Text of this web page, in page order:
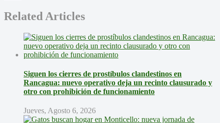
Related Articles
Siguen los cierres de prostíbulos clandestinos en
Rancagua: nuevo operativo deja un recinto clausurado y
otro con prohibición de funcionamiento
Jueves, Agosto 6, 2026